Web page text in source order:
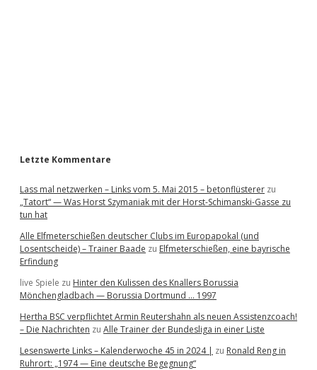
Letzte Kommentare
Lass mal netzwerken – Links vom 5. Mai 2015 – betonflüsterer zu
„Tatort“ — Was Horst Szymaniak mit der Horst-Schimanski-Gasse zu
tun hat
Alle Elfmeterschießen deutscher Clubs im Europapokal (und
Losentscheide) – Trainer Baade zu Elfmeterschießen, eine bayrische
Erfindung
live Spiele zu Hinter den Kulissen des Knallers Borussia
Mönchengladbach — Borussia Dortmund … 1997
Hertha BSC verpflichtet Armin Reutershahn als neuen Assistenzcoach!
– Die Nachrichten zu Alle Trainer der Bundesliga in einer Liste
Lesenswerte Links – Kalenderwoche 45 in 2024 | zu Ronald Reng in
Ruhrort: „1974 — Eine deutsche Begegnung“